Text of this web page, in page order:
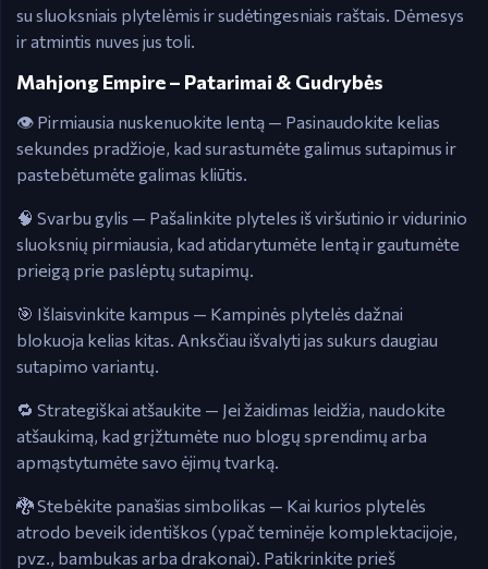
su sluoksniais plytelėmis ir sudėtingesniais raštais. Dėmesys
ir atmintis nuves jus toli.
Mahjong Empire – Patarimai & Gudrybės
👁️ Pirmiausia nuskenuokite lentą — Pasinaudokite kelias
sekundes pradžioje, kad surastumėte galimus sutapimus ir
pastebėtumėte galimas kliūtis.
🧠 Svarbu gylis — Pašalinkite plyteles iš viršutinio ir vidurinio
sluoksnių pirmiausia, kad atidarytumėte lentą ir gautumėte
prieigą prie paslėptų sutapimų.
🎯 Išlaisvinkite kampus — Kampinės plytelės dažnai
blokuoja kelias kitas. Anksčiau išvalyti jas sukurs daugiau
sutapimo variantų.
🔁 Strategiškai atšaukite — Jei žaidimas leidžia, naudokite
atšaukimą, kad grįžtumėte nuo blogų sprendimų arba
apmąstytumėte savo ėjimų tvarką.
🐉 Stebėkite panašias simbolikas — Kai kurios plytelės
atrodo beveik identiškos (ypač teminėje komplektacijoje,
pvz., bambukas arba drakonai). Patikrinkite prieš